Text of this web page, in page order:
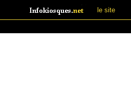
le site